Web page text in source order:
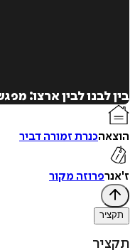
בין לבנו לבין ארצו:
הוצאהכנרת זמורה דביר
ז'אנרפרוזה מקור
תקציר
תקציר